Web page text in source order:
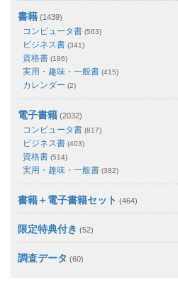
書籍 (1439)
コンピュータ書 (563)
ビジネス書 (341)
資格書 (186)
実用・趣味・一般書 (415)
カレンダー (2)
電子書籍 (2032)
コンピュータ書 (817)
ビジネス書 (403)
資格書 (514)
実用・趣味・一般書 (382)
書籍＋電子書籍セット (464)
限定特典付き (52)
調査データ (60)